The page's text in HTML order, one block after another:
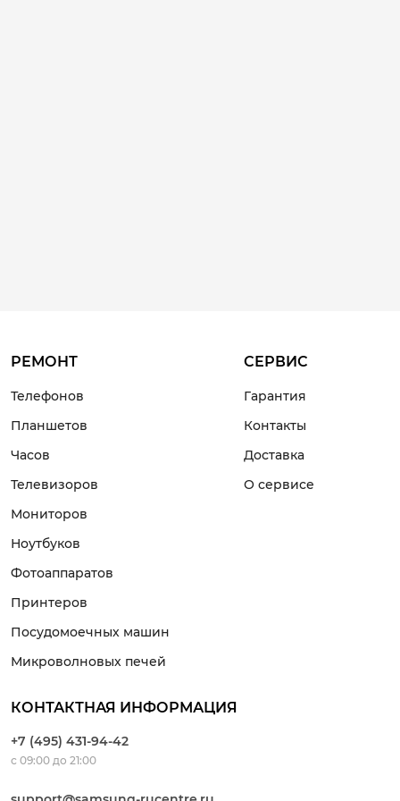
РЕМОНТ
Телефонов
Планшетов
Часов
Телевизоров
Мониторов
Ноутбуков
Фотоаппаратов
Принтеров
Посудомоечных машин
Микроволновых печей
СЕРВИС
Гарантия
Контакты
Доставка
О сервисе
КОНТАКТНАЯ ИНФОРМАЦИЯ
+7 (495) 431-94-42
с 09:00 до 21:00